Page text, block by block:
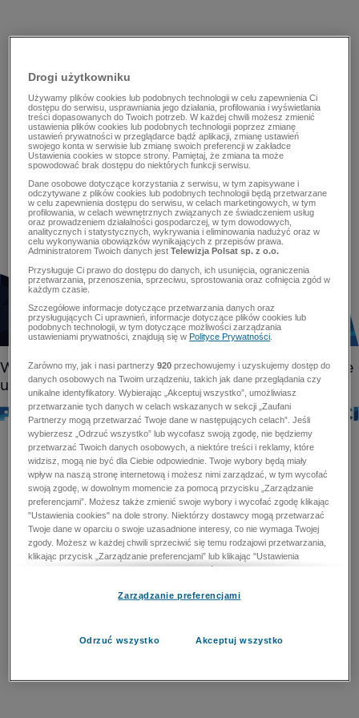
Drogi użytkowniku
Używamy plików cookies lub podobnych technologii w celu zapewnienia Ci
dostępu do serwisu, usprawniania jego działania, profilowania i wyświetlania
treści dopasowanych do Twoich potrzeb. W każdej chwili możesz zmienić
ustawienia plików cookies lub podobnych technologii poprzez zmianę
ustawień prywatności w przeglądarce bądź aplikacji, zmianę ustawień
swojego konta w serwisie lub zmianę swoich preferencji w zakładce
Ustawienia cookies w stopce strony. Pamiętaj, że zmiana ta może
spowodować brak dostępu do niektórych funkcji serwisu.
Dane osobowe dotyczące korzystania z serwisu, w tym zapisywane i
odczytywane z plików cookies lub podobnych technologii będą przetwarzane
w celu zapewnienia dostępu do serwisu, w celach marketingowych, w tym
profilowania, w celach wewnętrznych związanych ze świadczeniem usług
oraz prowadzeniem działalności gospodarczej, w tym dowodowych,
analitycznych i statystycznych, wykrywania i eliminowania nadużyć oraz w
celu wykonywania obowiązków wynikających z przepisów prawa.
Administratorem Twoich danych jestTelewizja Polsat sp. z o.o.
Przysługuje Ci prawo do dostępu do danych, ich usunięcia, ograniczenia
przetwarzania, przenoszenia, sprzeciwu, sprostowania oraz cofnięcia zgód w
każdym czasie.
Szczegółowe informacje dotyczące przetwarzania danych oraz
przysługujących Ci uprawnień, informacje dotyczące plików cookies lub
podobnych technologii, w tym dotyczące możliwości zarządzania
ustawieniami prywatności, znajdują się wPolityce Prywatności
Zarówno my, jak i nasi partnerzy920 przechowujemy i uzyskujemy dostęp do
danych osobowych na Twoim urządzeniu, takich jak dane przeglądania czy
unikalne identyfikatory. Wybierając „Akceptuj wszystko”, umożliwiasz
przetwarzanie tych danych w celach wskazanych w sekcji „Zaufani
Partnerzy mogą przetwarzać Twoje dane w następujących celach”. Jeśli
wybierzesz „Odrzuć wszystko” lub wycofasz swoją zgodę, nie będziemy
przetwarzać Twoich danych osobowych, a niektóre treści i reklamy, które
widzisz, mogą nie być dla Ciebie odpowiednie. Twoje wybory będą miały
wpływ na naszą stronę internetową i możesz nimi zarządzać, w tym wycofać
swoją zgodę, w dowolnym momencie za pomocą przycisku „Zarządzanie
preferencjami”. Możesz także zmienić swoje wybory i wycofać zgodę klikając
"Ustawienia cookies" na dole strony. Niektórzy dostawcy mogą przetwarzać
Twoje dane w oparciu o swoje uzasadnione interesy, co nie wymaga Twojej
zgody. Możesz w każdej chwili sprzeciwić się temu rodzajowi przetwarzania,
klikając przycisk „Zarządzanie preferencjami” lub klikając "Ustawienia
cookies" na dole strony. Nie możesz sprzeciwić się przetwarzaniu przez
zapobiegania oszustwom i naprawiania błędów, a w tym celu mogą zostać
przetwarzaniu danych osobowych w celu dostarczania i prezentacji reklam i
Zarządzanie preferencjami
Odrzuć wszystko Akceptuj wszystko